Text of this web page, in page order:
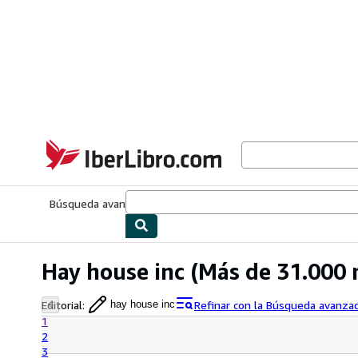
IberLibro.com
Búsqueda avanzada
Hay house inc (Más de 31.000
Editorial: hay house inc
Refinar con la Búsqueda
1
2
3